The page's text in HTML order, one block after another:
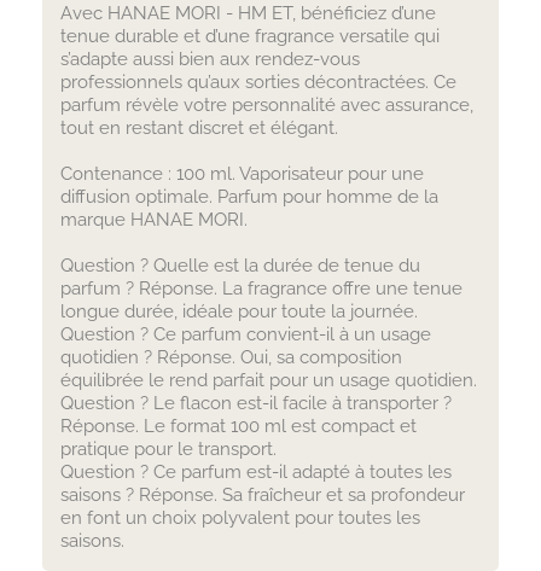
Avec HANAE MORI - HM ET, bénéficiez d’une
tenue durable et d’une fragrance versatile qui
s’adapte aussi bien aux rendez-vous
professionnels qu’aux sorties décontractées. Ce
parfum révèle votre personnalité avec assurance,
tout en restant discret et élégant.
Contenance : 100 ml. Vaporisateur pour une
diffusion optimale. Parfum pour homme de la
marque HANAE MORI.
Question ? Quelle est la durée de tenue du
parfum ? Réponse. La fragrance offre une tenue
longue durée, idéale pour toute la journée.
Question ? Ce parfum convient-il à un usage
quotidien ? Réponse. Oui, sa composition
équilibrée le rend parfait pour un usage quotidien.
Question ? Le flacon est-il facile à transporter ?
Réponse. Le format 100 ml est compact et
pratique pour le transport.
Question ? Ce parfum est-il adapté à toutes les
saisons ? Réponse. Sa fraîcheur et sa profondeur
en font un choix polyvalent pour toutes les
saisons.